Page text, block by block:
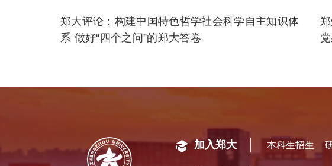
郑大评论：构建中国特色哲学社会科学自主知识体
系 做好“四个之问”的郑大答卷
加入郑大 本科生招生